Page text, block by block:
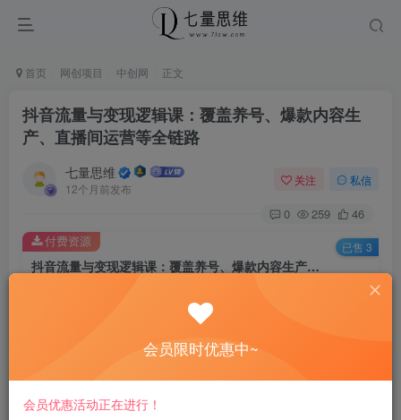
首页 网创项目 中创网 正文
抖音流量与变现逻辑课：覆盖养号、爆款内容生
产、直播间运营等全链路
七量思维
12个月前发布
关注 私信
0 259 46
抖音流量与变现逻辑课：覆盖养号、爆款内容生产、直播间运营等全链路
8.8
免费
付费资源 已售 3
会员限时优惠中~
会员优惠活动正在进行！